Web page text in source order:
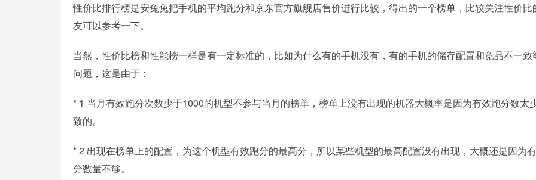
性价比排行榜是安兔兔把手机的平均跑分和京东官方旗舰店售价进行比较，得出的一个榜单，比较关注性价比
友可以参考一下。
当然，性价比榜和性能榜一样是有一定标准的，比如为什么有的手机没有，有的手机的储存配置和竞品不一致
问题，这是由于：
* 1 当月有效跑分次数少于1000的机型不参与当月的榜单，榜单上没有出现的机器大概率是因为有效跑分数太
致的。
* 2 出现在榜单上的配置，为这个机型有效跑分的最高分，所以某些机型的最高配置没有出现，大概还是因为
分数量不够。